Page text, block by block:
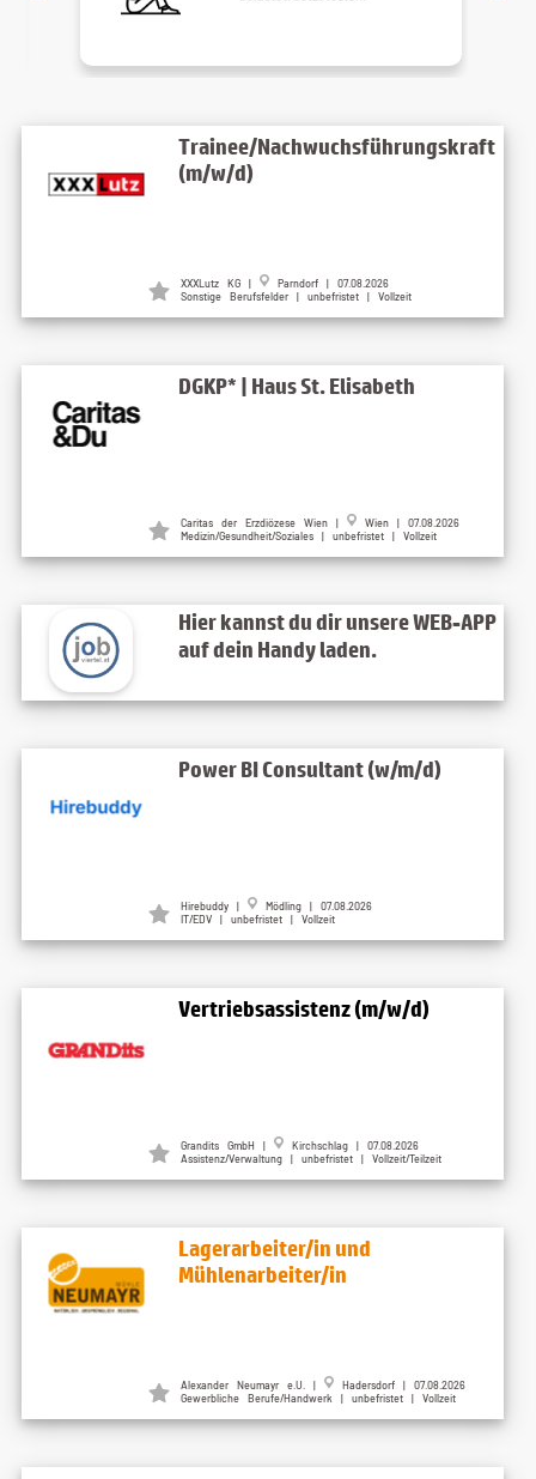
Trainee/Nachwuchsführungskraft
(m/w/d)
XXXLutz KG | Parndorf | 07.08.2026
Sonstige Berufsfelder | unbefristet | Vollzeit
DGKP* | Haus St. Elisabeth
Caritas der Erzdiözese Wien | Wien | 07.08.2026
Medizin/Gesundheit/Soziales | unbefristet | Vollzeit
Hier kannst du dir unsere WEB-APP
auf dein Handy laden.
Power BI Consultant (w/m/d)
Hirebuddy | Mödling | 07.08.2026
IT/EDV | unbefristet | Vollzeit
Vertriebsassistenz (m/w/d)
Grandits GmbH | Kirchschlag | 07.08.2026
Assistenz/Verwaltung | unbefristet | Vollzeit/Teilzeit
Lagerarbeiter/in und
Mühlenarbeiter/in
Alexander Neumayr e.U. | Hadersdorf | 07.08.2026
Gewerbliche Berufe/Handwerk | unbefristet | Vollzeit